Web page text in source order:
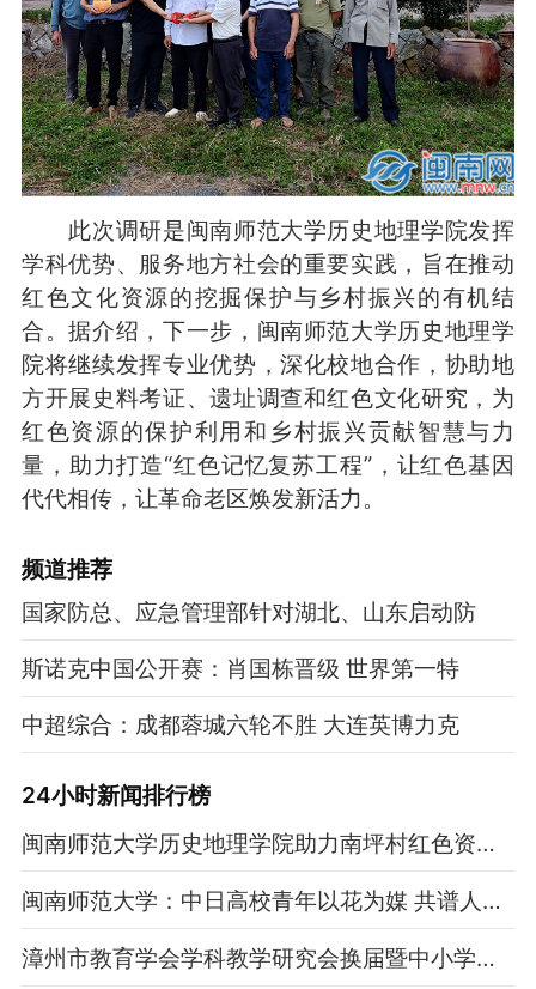
此次调研是闽南师范大学历史地理学院发挥
学科优势、服务地方社会的重要实践，旨在推动
红色文化资源的挖掘保护与乡村振兴的有机结
合。据介绍，下一步，闽南师范大学历史地理学
院将继续发挥专业优势，深化校地合作，协助地
方开展史料考证、遗址调查和红色文化研究，为
红色资源的保护利用和乡村振兴贡献智慧与力
量，助力打造“红色记忆复苏工程”，让红色基因
代代相传，让革命老区焕发新活力。
频道推荐
国家防总、应急管理部针对湖北、山东启动防
斯诺克中国公开赛：肖国栋晋级 世界第一特
中超综合：成都蓉城六轮不胜 大连英博力克
24小时新闻排行榜
闽南师范大学历史地理学院助力南坪村红色资源保护与活化利用
闽南师范大学：中日高校青年以花为媒 共谱人文交流新乐章
漳州市教育学会学科教学研究会换届暨中小学名师专业成长学术研讨会成功举办